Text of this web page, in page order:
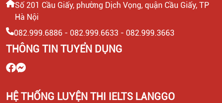
Số 201 Cầu Giấy, phường Dịch Vọng, quận Cầu Giấy, TP
Hà Nội
082.999.6886 - 082.999.6633 - 082.999.3663
THÔNG TIN TUYỂN DỤNG
HỆ THỐNG LUYỆN THI IELTS LANGGO